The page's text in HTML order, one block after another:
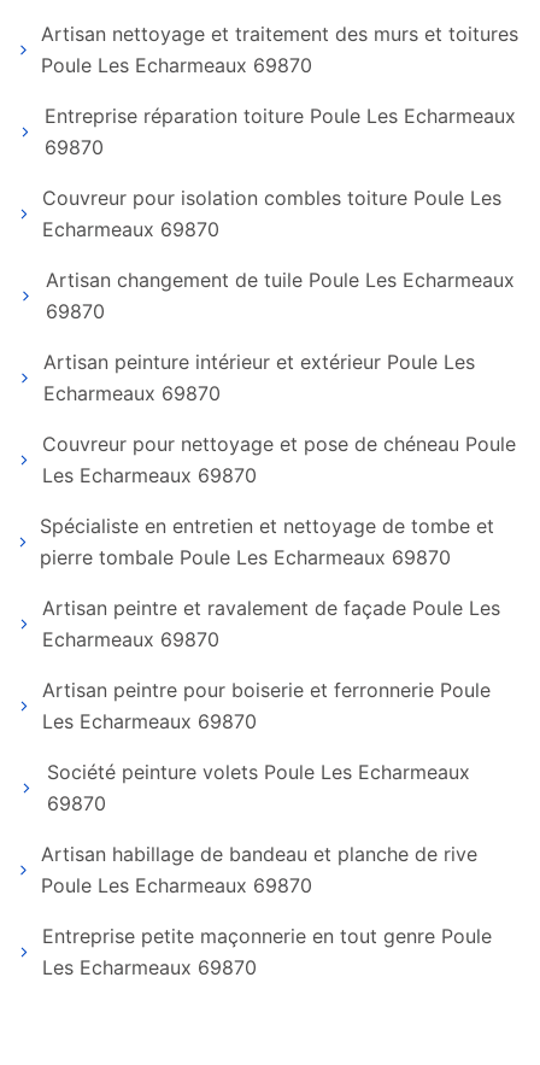
Artisan nettoyage et traitement des murs et toitures
Poule Les Echarmeaux 69870
Entreprise réparation toiture Poule Les Echarmeaux
69870
Couvreur pour isolation combles toiture Poule Les
Echarmeaux 69870
Artisan changement de tuile Poule Les Echarmeaux
69870
Artisan peinture intérieur et extérieur Poule Les
Echarmeaux 69870
Couvreur pour nettoyage et pose de chéneau Poule
Les Echarmeaux 69870
Spécialiste en entretien et nettoyage de tombe et
pierre tombale Poule Les Echarmeaux 69870
Artisan peintre et ravalement de façade Poule Les
Echarmeaux 69870
Artisan peintre pour boiserie et ferronnerie Poule
Les Echarmeaux 69870
Société peinture volets Poule Les Echarmeaux
69870
Artisan habillage de bandeau et planche de rive
Poule Les Echarmeaux 69870
Entreprise petite maçonnerie en tout genre Poule
Les Echarmeaux 69870